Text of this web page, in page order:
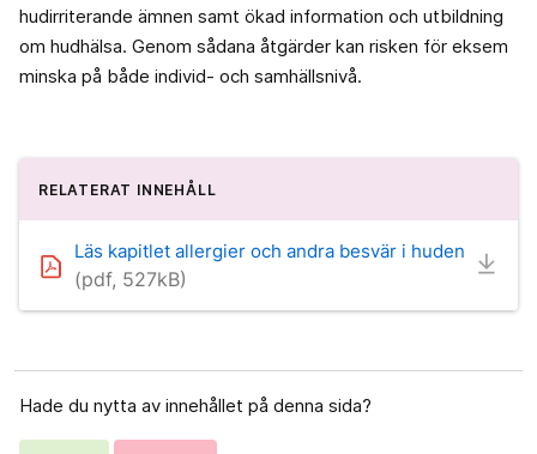
hudirriterande ämnen samt ökad information och utbildning
om hudhälsa. Genom sådana åtgärder kan risken för eksem
minska på både individ- och samhällsnivå.
RELATERAT INNEHÅLL
Läs kapitlet allergier och andra besvär i huden
(pdf, 527kB)
Hade du nytta av innehållet på denna sida?